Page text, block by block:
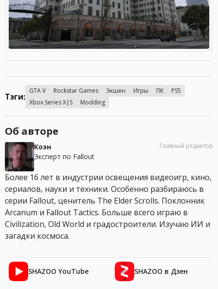
Тэги:
GTA V Rockstar Games Экшен Игры ПК
PS5
Xbox Series X|S
Modding
Об авторе
Коэн
Эксперт по Fallout
Главный редактор
Более 16 лет в индустрии освещения видеоигр, кино,
сериалов, науки и техники. Особенно разбираюсь в
серии Fallout, ценитель The Elder Scrolls. Поклонник
Arcanum и Fallout Tactics. Больше всего играю в
Civilization, Old World и градостроители. Изучаю ИИ и
загадки космоса.
SHAZOO YouTube SHAZOO в Дзен